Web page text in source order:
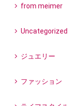
from meimer
Uncategorized
ジュエリー
ファッション